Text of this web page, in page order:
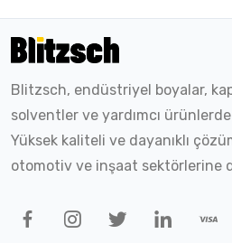
Blitzsch, endüstriyel boyalar,
solventler ve yardımcı
Yüksek kaliteli ve dayanıklı
otomotiv ve inşaat sektörlerine